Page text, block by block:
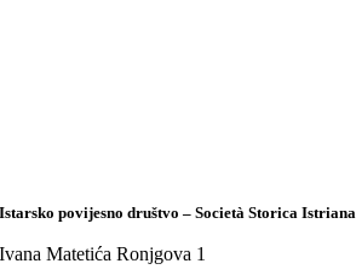
Istarsko povijesno društvo – Società Storica Istriana
Ivana Matetića Ronjgova 1